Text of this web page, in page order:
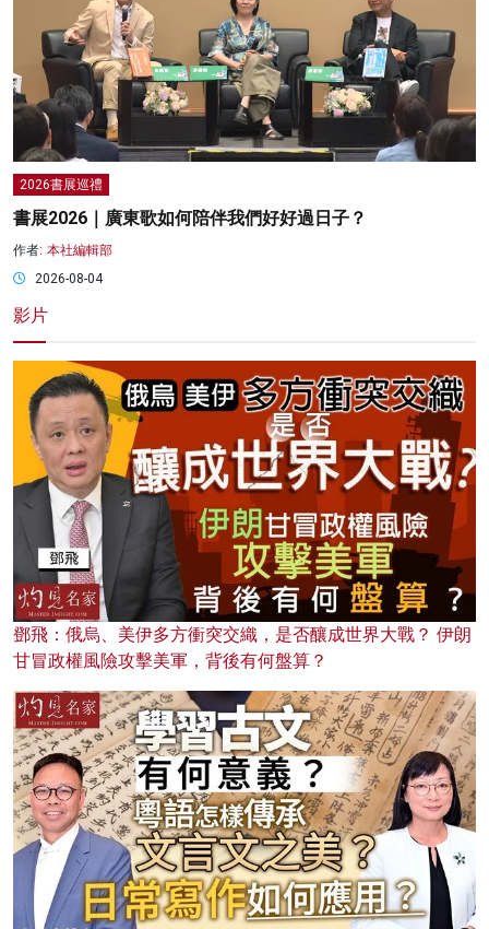
2026書展巡禮
書展2026｜廣東歌如何陪伴我們好好過日子？
作者: 本社編輯部
2026-08-04
影片
鄧飛：俄烏、美伊多方衝突交織，是否釀成世界大戰？ 伊朗
甘冒政權風險攻擊美軍，背後有何盤算？